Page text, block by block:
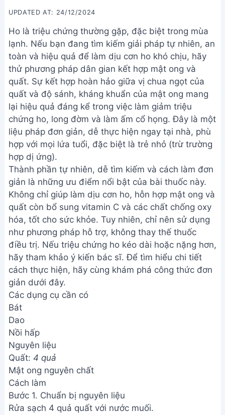
UPDATED AT: 24/12/2024
Ho là triệu chứng thường gặp, đặc biệt trong mùa
lạnh. Nếu bạn đang tìm kiếm giải pháp tự nhiên, an
toàn và hiệu quả để làm dịu cơn ho khó chịu, hãy
thử phương pháp dân gian kết hợp mật ong và
quất. Sự kết hợp hoàn hảo giữa vị chua ngọt của
quất và độ sánh, kháng khuẩn của mật ong mang
lại hiệu quả đáng kể trong việc làm giảm triệu
chứng ho, long đờm và làm ấm cổ họng. Đây là một
liệu pháp đơn giản, dễ thực hiện ngay tại nhà, phù
hợp với mọi lứa tuổi, đặc biệt là trẻ nhỏ (trừ trường
hợp dị ứng).
Thành phần tự nhiên, dễ tìm kiếm và cách làm đơn
giản là những ưu điểm nổi bật của bài thuốc này.
Không chỉ giúp làm dịu cơn ho, hỗn hợp mật ong và
quất còn bổ sung vitamin C và các chất chống oxy
hóa, tốt cho sức khỏe. Tuy nhiên, chỉ nên sử dụng
như phương pháp hỗ trợ, không thay thế thuốc
điều trị. Nếu triệu chứng ho kéo dài hoặc nặng hơn,
hãy tham khảo ý kiến bác sĩ. Để tìm hiểu chi tiết
cách thực hiện, hãy cùng khám phá công thức đơn
giản dưới đây.
Các dụng cụ cần có
Bát
Dao
Nồi hấp
Nguyên liệu
Quất: 4 quả
Mật ong nguyên chất
Cách làm
Bước 1. Chuẩn bị nguyên liệu
Rửa sạch 4 quả quất với nước muối.